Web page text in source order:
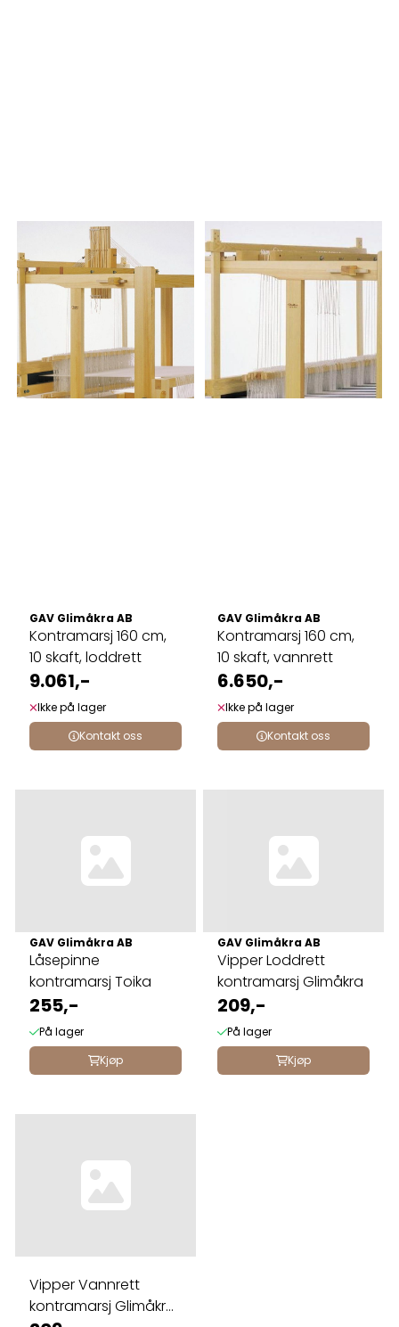
GAV Glimåkra AB
Kontramarsj 160 cm,
10 skaft, loddrett
9.061,-
Ikke på lager
Kontakt oss
GAV Glimåkra AB
Kontramarsj 160 cm,
10 skaft, vannrett
6.650,-
Ikke på lager
Kontakt oss
GAV Glimåkra AB
Låsepinne
kontramarsj Toika
255,-
På lager
Kjøp
GAV Glimåkra AB
Vipper Loddrett
kontramarsj Glimåkra
209,-
På lager
Kjøp
Vipper Vannrett
kontramarsj Glimåkra